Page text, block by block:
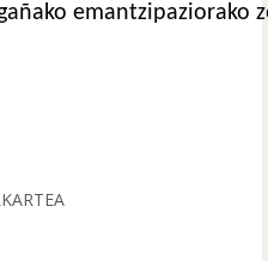
emantzipaziorako